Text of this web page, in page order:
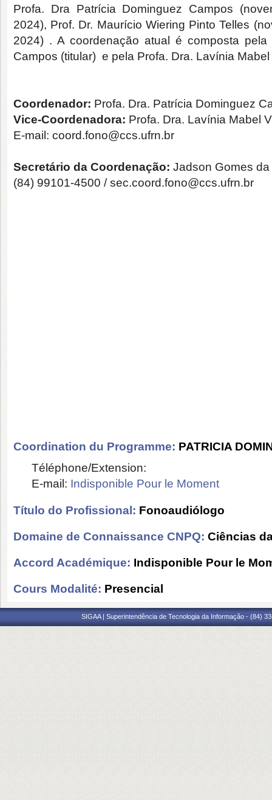
Profa. Dra Patrícia Dominguez Campos
2024), Prof. Dr. Maurício Wiering Pinto Telles
2024) . A coordenação atual é composta
Campos (titular) e pela Profa. Dra. Lavínia
Coordenador: Profa. Dra. Patrícia Dominguez
Vice-Coordenadora: Profa. Dra. Lavínia Mabel
E-mail: coord.fono@ccs.ufrn.br
Secretário da Coordenação: Jadson Gomes da
(84) 99101-4500 / sec.coord.fono@ccs.ufrn.br
Coordination du Programme: PATRICIA
Téléphone/Extension:
E-mail: Indisponible Pour le Moment
Título do Profissional: Fonoaudiólogo
Domaine de Connaissance CNPQ: Ciências
Accord Académique: Indisponible Pour le
Cours Modalité: Presencial
SIGAA | Superintendência de Tecnologia da Informação - (84)